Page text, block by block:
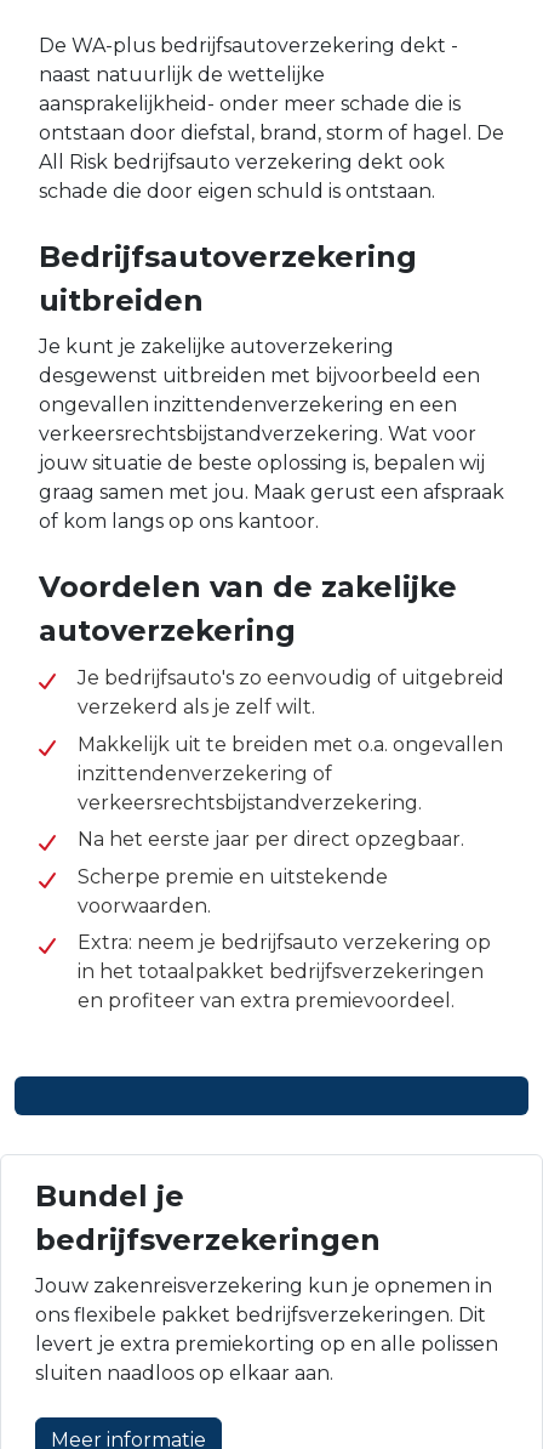
De WA-plus bedrijfsautoverzekering dekt -
naast natuurlijk de wettelijke
aansprakelijkheid- onder meer schade die is
ontstaan door diefstal, brand, storm of hagel. De
All Risk bedrijfsauto verzekering dekt ook
schade die door eigen schuld is ontstaan.
Bedrijfsautoverzekering
uitbreiden
Je kunt je zakelijke autoverzekering
desgewenst uitbreiden met bijvoorbeeld een
ongevallen inzittendenverzekering en een
verkeersrechtsbijstandverzekering. Wat voor
jouw situatie de beste oplossing is, bepalen wij
graag samen met jou. Maak gerust een afspraak
of kom langs op ons kantoor.
Voordelen van de zakelijke
autoverzekering
Je bedrijfsauto's zo eenvoudig of uitgebreid
verzekerd als je zelf wilt.
Makkelijk uit te breiden met o.a. ongevallen
inzittendenverzekering of
verkeersrechtsbijstandverzekering.
Na het eerste jaar per direct opzegbaar.
Scherpe premie en uitstekende
voorwaarden.
Extra: neem je bedrijfsauto verzekering op
in het totaalpakket bedrijfsverzekeringen
en profiteer van extra premievoordeel.
Bundel je
bedrijfsverzekeringen
Jouw zakenreisverzekering kun je opnemen in
ons flexibele pakket bedrijfsverzekeringen. Dit
levert je extra premiekorting op en alle polissen
sluiten naadloos op elkaar aan.
Meer informatie